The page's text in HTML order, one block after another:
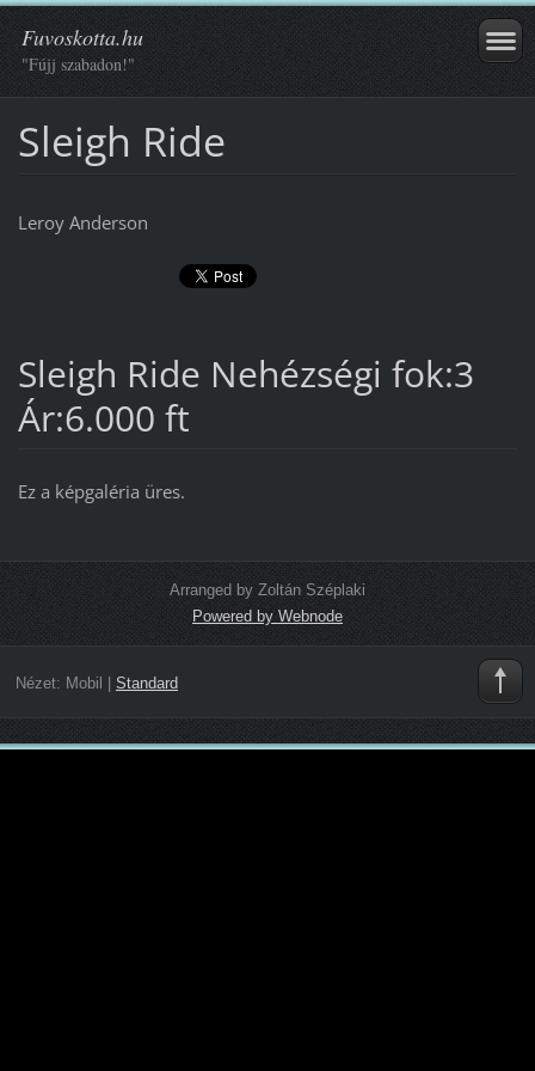
Fuvoskotta.hu
"Fújj szabadon!"
Sleigh Ride
Leroy Anderson
Sleigh Ride Nehézségi fok:3
Ár:6.000 ft
Ez a képgaléria üres.
Arranged by Zoltán Széplaki
Powered by Webnode
Nézet: Mobil | Standard